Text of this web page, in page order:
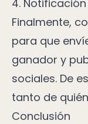
4.
Finalmente,
para que
ganador y
sociales. De
tanto de
Conclusión